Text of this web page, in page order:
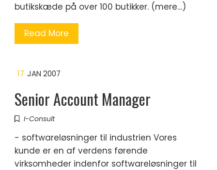
butikskæde på over 100 butikker. (mere…)
Read More
17 JAN 2007
Senior Account Manager
I-Consult
- softwareløsninger til industrien Vores
kunde er en af verdens førende
virksomheder indenfor softwareløsninger til